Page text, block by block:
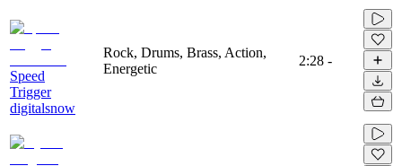
Speed
Trigger
digitalsnow
Rock, Drums, Brass, Action,
Energetic
2:28 -